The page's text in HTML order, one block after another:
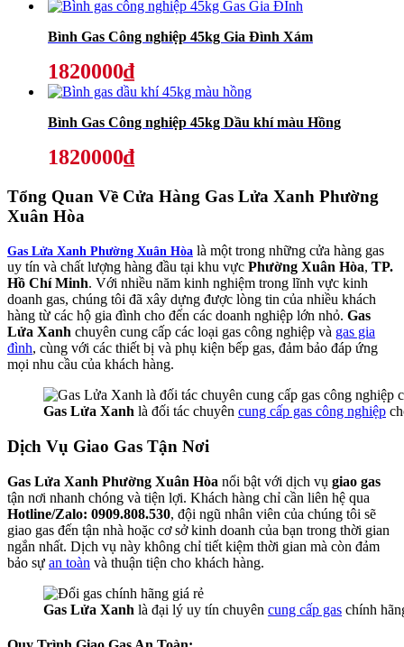
Bình Gas Công nghiệp 45kg Gia Đình Xám
1820000₫
Bình Gas Công nghiệp 45kg Dầu khí màu Hồng
1820000₫
Tổng Quan Về Cửa Hàng Gas Lửa Xanh Phường
Xuân Hòa
Gas Lửa Xanh Phường Xuân Hòa là một trong những cửa hàng gas
uy tín và chất lượng hàng đầu tại khu vực Phường Xuân Hòa, TP.
Hồ Chí Minh. Với nhiều năm kinh nghiệm trong lĩnh vực kinh
doanh gas, chúng tôi đã xây dựng được lòng tin của nhiều khách
hàng từ các hộ gia đình cho đến các doanh nghiệp lớn nhỏ. Gas
Lửa Xanh chuyên cung cấp các loại gas công nghiệp và gas gia
đình, cùng với các thiết bị và phụ kiện bếp gas, đảm bảo đáp ứng
mọi nhu cầu của khách hàng.
Gas Lửa Xanh là đối tác chuyên cung cấp gas công nghiệp
Dịch Vụ Giao Gas Tận Nơi
Gas Lửa Xanh Phường Xuân Hòa nổi bật với dịch vụ giao gas
tận nơi nhanh chóng và tiện lợi. Khách hàng chỉ cần liên hệ qua
Hotline/Zalo: 0909.808.530, đội ngũ nhân viên của chúng tôi sẽ
giao gas đến tận nhà hoặc cơ sở kinh doanh của bạn trong thời gian
ngắn nhất. Dịch vụ này không chỉ tiết kiệm thời gian mà còn đảm
bảo sự an toàn và thuận tiện cho khách hàng.
Gas Lửa Xanh là đại lý uy tín chuyên cung cấp gas chính